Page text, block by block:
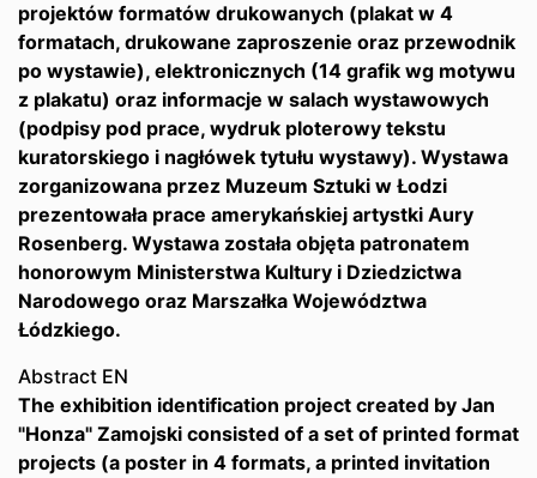
projektów formatów drukowanych (plakat w 4
formatach, drukowane zaproszenie oraz przewodnik
po wystawie), elektronicznych (14 grafik wg motywu
z plakatu) oraz informacje w salach wystawowych
(podpisy pod prace, wydruk ploterowy tekstu
kuratorskiego i nagłówek tytułu wystawy). Wystawa
zorganizowana przez Muzeum Sztuki w Łodzi
prezentowała prace amerykańskiej artystki Aury
Rosenberg. Wystawa została objęta patronatem
honorowym Ministerstwa Kultury i Dziedzictwa
Narodowego oraz Marszałka Województwa
Łódzkiego.
Abstract EN
The exhibition identification project created by Jan
"Honza" Zamojski consisted of a set of printed format
projects (a poster in 4 formats, a printed invitation